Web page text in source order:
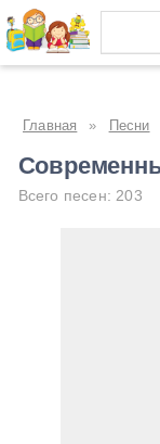
Главная » Песни
Всего песен: 203